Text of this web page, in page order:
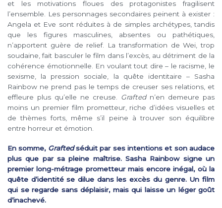
et les motivations floues des protagonistes fragilisent
l’ensemble. Les personnages secondaires peinent à exister :
Angela et Eve sont réduites à de simples archétypes, tandis
que les figures masculines, absentes ou pathétiques,
n’apportent guère de relief. La transformation de Wei, trop
soudaine, fait basculer le film dans l’excès, au détriment de la
cohérence émotionnelle. En voulant tout dire – le racisme, le
sexisme, la pression sociale, la quête identitaire – Sasha
Rainbow ne prend pas le temps de creuser ses relations, et
effleure plus qu’elle ne creuse. Graftedn’en demeure pas
moins un premier film prometteur, riche d’idées visuelles et
de thèmes forts, même s’il peine à trouver son équilibre
entre horreur et émotion.
En somme, Graftedséduit par ses intentions et son audace
plus que par sa pleine maîtrise. Sasha Rainbow signe un
premier long-métrage prometteur mais encore inégal, où la
quête d’identité se dilue dans les excès du genre. Un film
qui se regarde sans déplaisir, mais qui laisse un léger goût
d’inachevé.